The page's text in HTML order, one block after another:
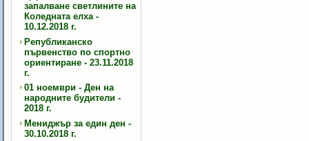
запалване светлините на
Коледната елха -
10.12.2018 г.
Републиканско
първенство по спортно
ориентиране - 23.11.2018
г.
01 ноември - Ден на
народните будители -
2018 г.
Мениджър за един ден -
30.10.2018 г.